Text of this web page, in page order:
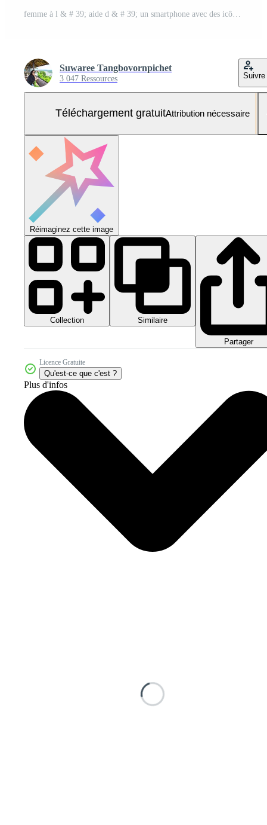
Suwaree Tangbovornpichet
3 047 Ressources Suivre
Téléchargement gratuitAttribution nécessaire
Réimaginez cette image
Collection Similaire
Partager
Licence Gratuite
Qu'est-ce que c'est ?
Plus d'infos